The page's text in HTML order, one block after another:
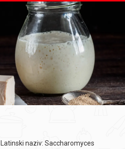
Latinski naziv: Saccharomyces